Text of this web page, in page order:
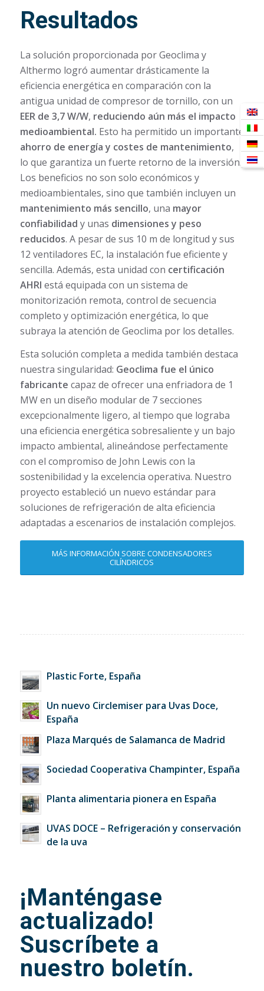
Resultados
La solución proporcionada por Geoclima y
Althermo logró aumentar drásticamente la
eficiencia energética en comparación con la
antigua unidad de compresor de tornillo, con un
EER de 3,7 W/W, reduciendo aún más el impacto
medioambiental. Esto ha permitido un importante
ahorro de energía y costes de mantenimiento,
lo que garantiza un fuerte retorno de la inversión.
Los beneficios no son solo económicos y
medioambientales, sino que también incluyen un
mantenimiento más sencillo, una mayor
confiabilidad y unas dimensiones y peso
reducidos. A pesar de sus 10 m de longitud y sus
12 ventiladores EC, la instalación fue eficiente y
sencilla. Además, esta unidad con certificación
AHRI está equipada con un sistema de
monitorización remota, control de secuencia
completo y optimización energética, lo que
subraya la atención de Geoclima por los detalles.
Esta solución completa a medida también destaca
nuestra singularidad: Geoclima fue el único
fabricante capaz de ofrecer una enfriadora de 1
MW en un diseño modular de 7 secciones
excepcionalmente ligero, al tiempo que lograba
una eficiencia energética sobresaliente y un bajo
impacto ambiental, alineándose perfectamente
con el compromiso de John Lewis con la
sostenibilidad y la excelencia operativa. Nuestro
proyecto estableció un nuevo estándar para
soluciones de refrigeración de alta eficiencia
adaptadas a escenarios de instalación complejos.
MÁS INFORMACIÓN SOBRE CONDENSADORES
CILÍNDRICOS
Plastic Forte, España
Un nuevo Circlemiser para Uvas Doce,
España
Plaza Marqués de Salamanca de Madrid
Sociedad Cooperativa Champinter, España
Planta alimentaria pionera en España
UVAS DOCE – Refrigeración y conservación
de la uva
¡Manténgase
actualizado!
Suscríbete a
nuestro boletín.